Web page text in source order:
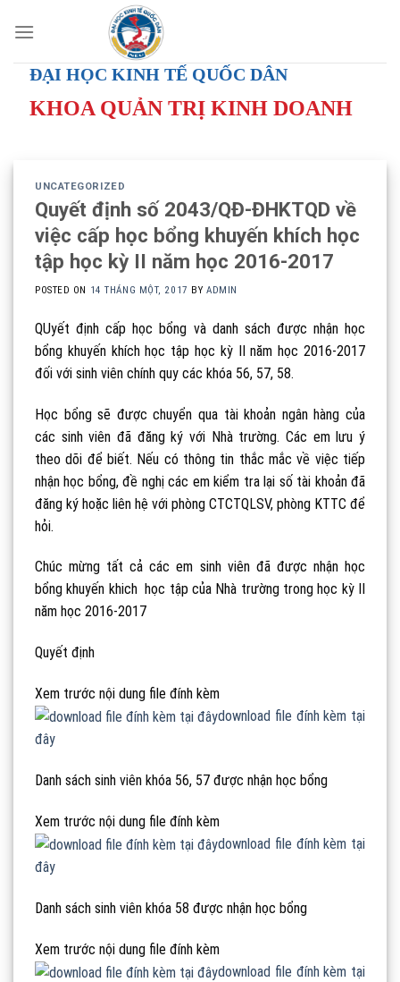
ĐẠI HỌC KINH TẾ QUỐC DÂN
KHOA QUẢN TRỊ KINH DOANH
UNCATEGORIZED
Quyết định số 2043/QĐ-ĐHKTQD về
việc cấp học bổng khuyến khích học
tập học kỳ II năm học 2016-2017
POSTED ON 14 THÁNG MỘT, 2017 BY ADMIN
QUyết định cấp học bổng và danh sách được nhận học
bổng khuyến khích học tập học kỳ II năm học 2016-2017
đối với sinh viên chính quy các khóa 56, 57, 58.
Học bổng sẽ được chuyển qua tài khoản ngân hàng của
các sinh viên đã đăng ký với Nhà trường. Các em lưu ý
theo dõi để biết. Nếu có thông tin thắc mắc về việc tiếp
nhận học bổng, đề nghị các em kiểm tra lại số tài khoản đã
đăng ký hoặc liên hệ với phòng CTCTQLSV, phòng KTTC để
hỏi.
Chúc mừng tất cả các em sinh viên đã được nhận học
bổng khuyến khich học tập của Nhà trường trong học kỳ II
năm học 2016-2017
Quyết định
Xem trước nội dung file đính kèm
download file đính kèm tại
đây
Danh sách sinh viên khóa 56, 57 được nhận học bổng
Xem trước nội dung file đính kèm
download file đính kèm tại
đây
Danh sách sinh viên khóa 58 được nhận học bổng
Xem trước nội dung file đính kèm
download file đính kèm tại